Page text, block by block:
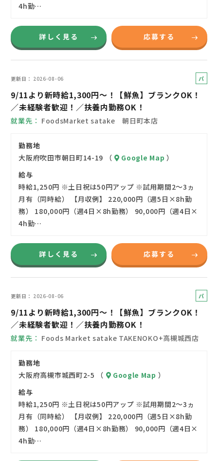
4h勤…
詳しく見る 応募する
更新日 2026-08-06
パ
9/11より新時給1,300円～！【鮮魚】ブランクOK！
／未経験者歓迎！／扶養内勤務OK！
就業先 FoodsMarket satake 朝日町本店
勤務地
大阪府吹田市朝日町14-19 （
Google Map ）
給与
時給1,250円 ※土日祝は50円アップ ※試用期間2～3ヵ
月有（同時給） 【月収例】 220,000円（週5日×8h勤
務） 180,000円（週4日×8h勤務） 90,000円（週4日×
4h勤…
詳しく見る 応募する
更新日 2026-08-06
パ
9/11より新時給1,300円～！【鮮魚】ブランクOK！
／未経験者歓迎！／扶養内勤務OK！
就業先 Foods Market satake TAKENOKO+高槻城西店
勤務地
大阪府高槻市城西町2-5 （
Google Map ）
給与
時給1,250円 ※土日祝は50円アップ ※試用期間2～3ヵ
月有（同時給） 【月収例】 220,000円（週5日×8h勤
務） 180,000円（週4日×8h勤務） 90,000円（週4日×
4h勤…